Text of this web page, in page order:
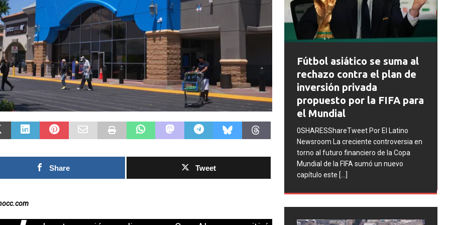
Share Tweet
Las Islas Malvinas y el
deporte: una historia de
identidad, memoria y
pasión nacional
0SHARESShareTweet Por El Latino
Newsroom El deporte ha sido, a lo largo
de la historia, mucho más que una
competencia entre equipos o atletas. En
Fútbol asiático se suma al
rechazo contra el plan de
inversión privada
propuesto por la FIFA para
el Mundial
0SHARESShareTweet Por El Latino
Newsroom La creciente controversia en
Mundial de la FIFA sumó un nuevo
FIFA abre expedientes
disciplinarios contra
Argentina tras los
incidentes en la final del
Mundial 2026
0SHARESShareTweet Por El Latino
Newsroom La FIFA inició una serie de
procesos disciplinarios contra la
Asociación del Fútbol Argentino (AFA),
cuatro integrantes de la selección